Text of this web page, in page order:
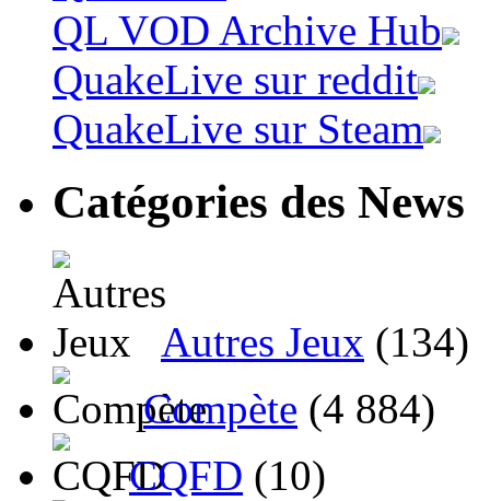
QL VOD Archive Hub
QuakeLive sur reddit
QuakeLive sur Steam
Catégories des News
Autres Jeux (134)
Compète (4 884)
CQFD (10)